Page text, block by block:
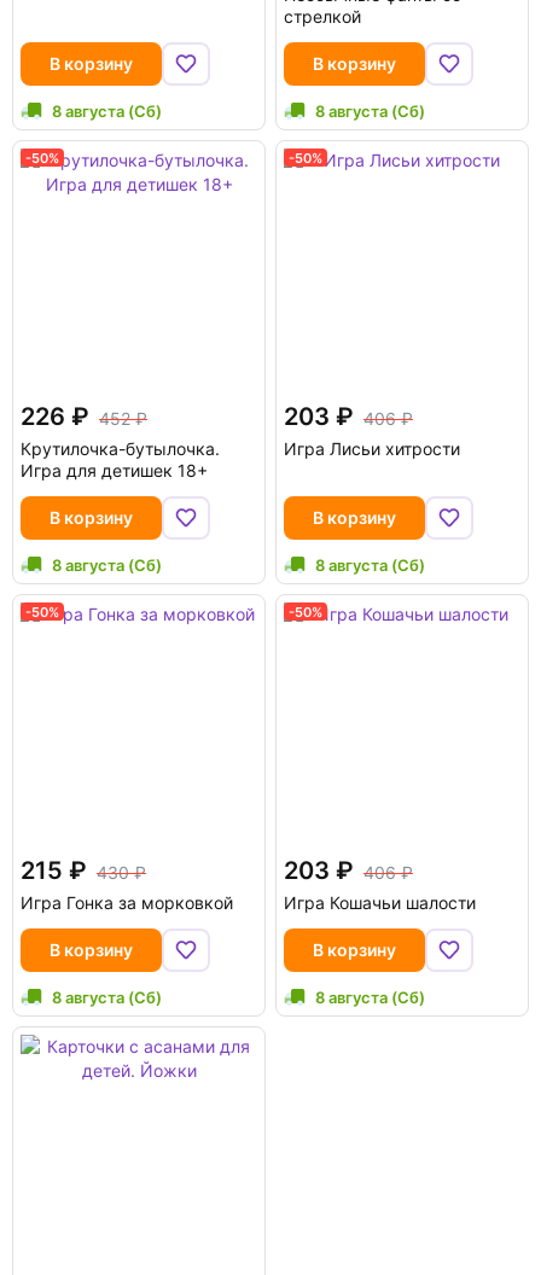
В корзину
8 августа (Сб)
стрелкой
В корзину
8 августа (Сб)
-50%
226
452
Крутилочка-бутылочка.
Игра для детишек 18+
В корзину
8 августа (Сб)
-50%
203
406
Игра Лисьи хитрости
В корзину
8 августа (Сб)
-50%
215
430
Игра Гонка за морковкой
В корзину
8 августа (Сб)
-50%
203
406
Игра Кошачьи шалости
В корзину
8 августа (Сб)